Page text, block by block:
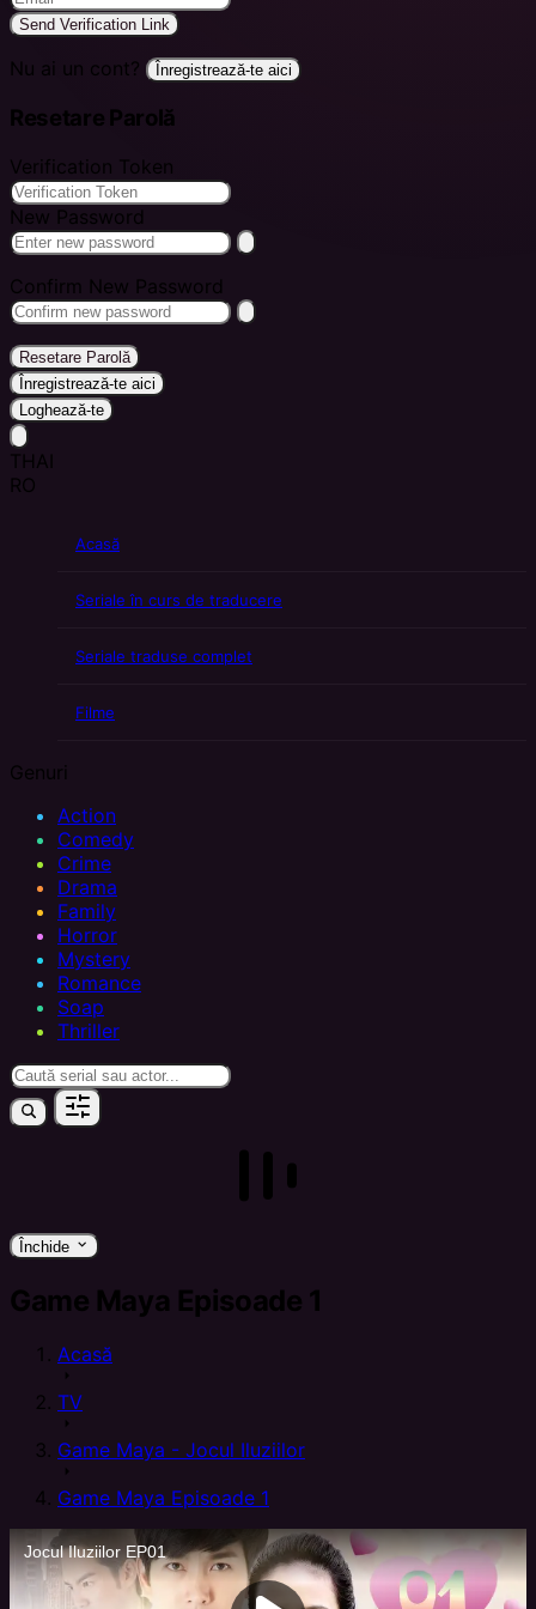
Send Verification Link
Nu ai un cont? Înregistrează-te aici
Resetare Parolă
Verification Token
New Password
Confirm New Password
Resetare Parolă
Înregistrează-te aici
Loghează-te
THAI
RO
Acasă
Seriale în curs de traducere
Seriale traduse complet
Filme
Genuri
Action
Comedy
Crime
Drama
Family
Horror
Mystery
Romance
Soap
Thriller
Închide keyboard_arrow_down
Game Maya Episoade 1
Acasă
arrow_right
TV
arrow_right
Game Maya - Jocul Iluziilor
arrow_right
Game Maya Episoade 1